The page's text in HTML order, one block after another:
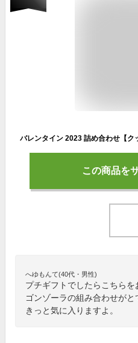
この商品を
へゆもんて(40代・男性)
プチギフトでしたらこちら
ゴンゾーラの組み合わせがと
きっと気に入りますよ。